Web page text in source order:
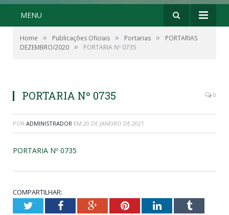
MENU
Home » Publicações Oficiais » Portarias »
PORTARIAS
DEZEMBRO/2020 » PORTARIA Nº 0735
PORTARIA Nº 0735 0
POR ADMINISTRADOR EM 20 DE JANEIRO DE 2021
PORTARIA Nº 0735
COMPARTILHAR:
TwitterFacebookGoogle+PinterestLinkedInTumblr